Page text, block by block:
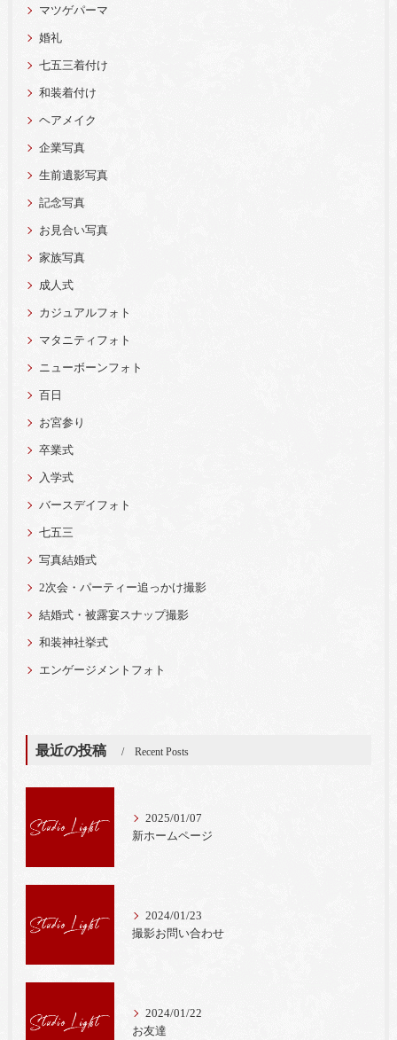
マツゲパーマ
婚礼
七五三着付け
和装着付け
ヘアメイク
企業写真
生前遺影写真
記念写真
お見合い写真
家族写真
成人式
カジュアルフォト
マタニティフォト
ニューボーンフォト
百日
お宮参り
卒業式
入学式
バースデイフォト
七五三
写真結婚式
2次会・パーティー追っかけ撮影
結婚式・被露宴スナップ撮影
和装神社挙式
エンゲージメントフォト
最近の投稿 Recent Posts
2025/01/07
新ホームページ
2024/01/23
撮影お問い合わせ
2024/01/22
お友達